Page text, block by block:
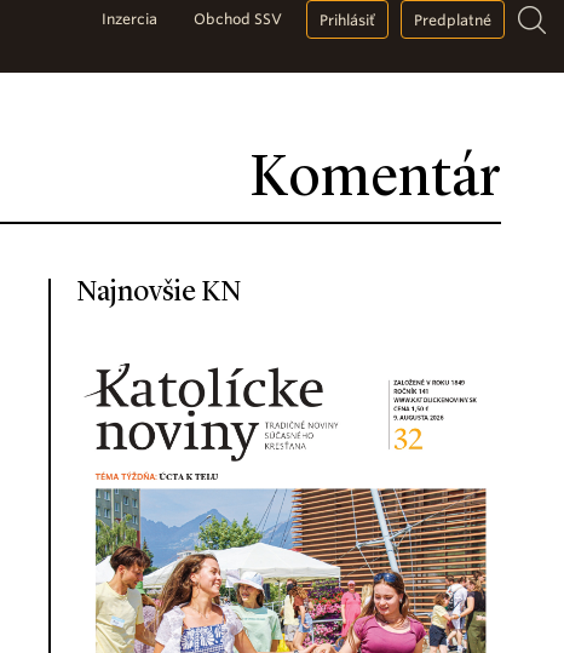
Komentár
Inzercia Obchod SSV Prihlásiť Predplatné
Najnovšie KN